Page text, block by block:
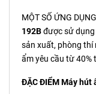
MỘT SỐ ỨNG
192Bđược sử
sản xuất, phòng thí
ẩm yêu cầu từ 40%
ĐẶC ĐIỂM Máy hút